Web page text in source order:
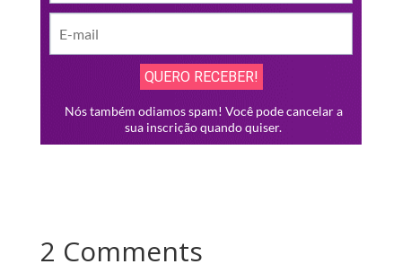
2 Comments